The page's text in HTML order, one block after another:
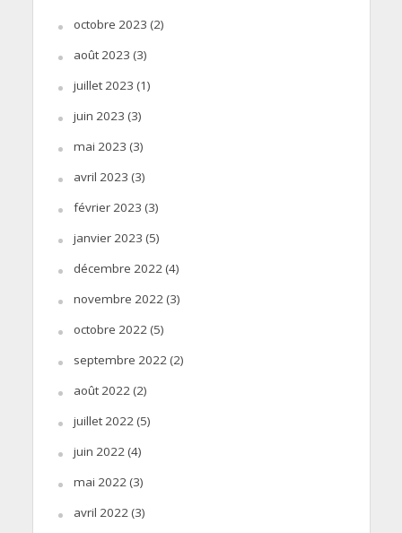
octobre 2023 (2)
août 2023 (3)
juillet 2023 (1)
juin 2023 (3)
mai 2023 (3)
avril 2023 (3)
février 2023 (3)
janvier 2023 (5)
décembre 2022(4)
novembre 2022(3)
octobre 2022(5)
septembre 2022(2)
août 2022(2)
juillet 2022(5)
juin 2022(4)
mai 2022(3)
avril 2022(3)